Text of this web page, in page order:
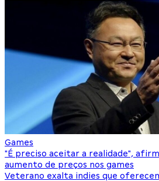
Games
"É preciso aceitar a realidade",
aumento de preços nos games
Veterano exalta indies que